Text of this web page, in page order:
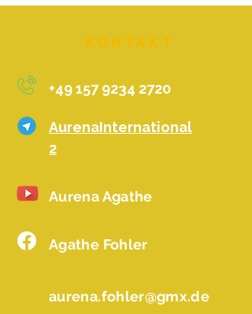
Kontakt
+49 157 9234 2720
AurenaInternational
2
Aurena Agathe
Agathe Fohler
aurena.fohler@gmx.de